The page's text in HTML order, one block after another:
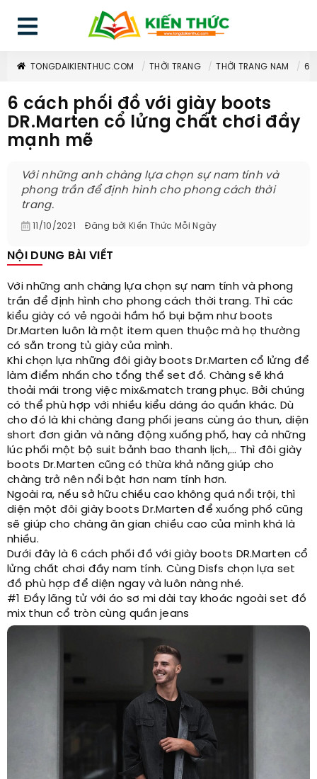
TONGDAIKIENTHUC.COM THỜI TRANG THỜI TRANG NAM 6
6 cách phối đồ với giày boots
DR.Marten cổ lửng chất chơi đầy
mạnh mẽ
Với những anh chàng lựa chọn sự nam tính và
phong trần để định hình cho phong cách thời
trang.
11/10/2021 Đăng bởi Kiến Thức Mỗi Ngày
NỘI DUNG BÀI VIẾT
Với những anh chàng lựa chọn sự nam tính và phong
trần để định hình cho phong cách thời trang. Thì các
kiểu giày có vẻ ngoài hầm hố bụi bặm như boots
Dr.Marten luôn là một item quen thuộc mà họ thường
có sẵn trong tủ giày của mình.
Khi chọn lựa những đôi giày boots Dr.Marten cổ lửng để
làm điểm nhấn cho tổng thể set đồ. Chàng sẽ khá
thoải mái trong việc mix&match trang phục. Bởi chúng
có thể phù hợp với nhiều kiểu dáng áo quần khác. Dù
cho đó là khi chàng đang phối jeans cùng áo thun, diện
short đơn giản và năng động xuống phố, hay cả những
lúc phối một bộ suit bảnh bao thanh lịch,… Thì đôi giày
boots Dr.Marten cũng có thừa khả năng giúp cho
chàng trở nên nổi bật hơn nam tính hơn.
Ngoài ra, nếu sở hữu chiều cao không quá nổi trội, thì
diện một đôi giày boots Dr.Marten để xuống phố cũng
sẽ giúp cho chàng ăn gian chiều cao của mình khá là
nhiều.
Dưới đây là 6 cách phối đồ với giày boots DR.Marten cổ
lửng chất chơi đầy nam tính. Cùng Disfs chọn lựa set
đồ phù hợp để diện ngay và luôn nàng nhé.
#1 Đầy lãng tử với áo sơ mi dài tay khoác ngoài set đồ
mix thun cổ tròn cùng quần jeans